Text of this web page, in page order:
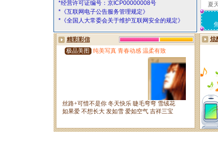
*经营许可证编号：京ICP00000008号
*《互联网电子公告服务管理规定》
*《全国人大常委会关于维护互联网安全的规定》
夏